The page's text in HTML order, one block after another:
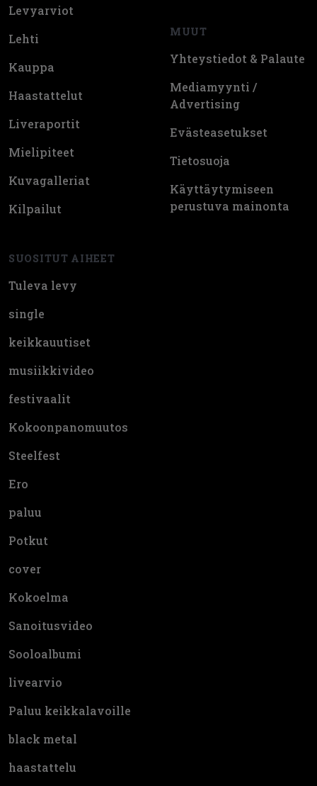
Levyarviot
Lehti
Kauppa
Haastattelut
Liveraportit
Mielipiteet
Kuvagalleriat
Kilpailut
SUOSITUT AIHEET
Tuleva levy
single
keikkauutiset
musiikkivideo
festivaalit
Kokoonpanomuutos
Steelfest
Ero
paluu
Potkut
cover
Kokoelma
Sanoitusvideo
Sooloalbumi
livearvio
Paluu keikkalavoille
black metal
haastattelu
MUUT
Yhteystiedot & Palaute
Mediamyynti /
Advertising
Evästeasetukset
Tietosuoja
Käyttäytymiseen
perustuva mainonta